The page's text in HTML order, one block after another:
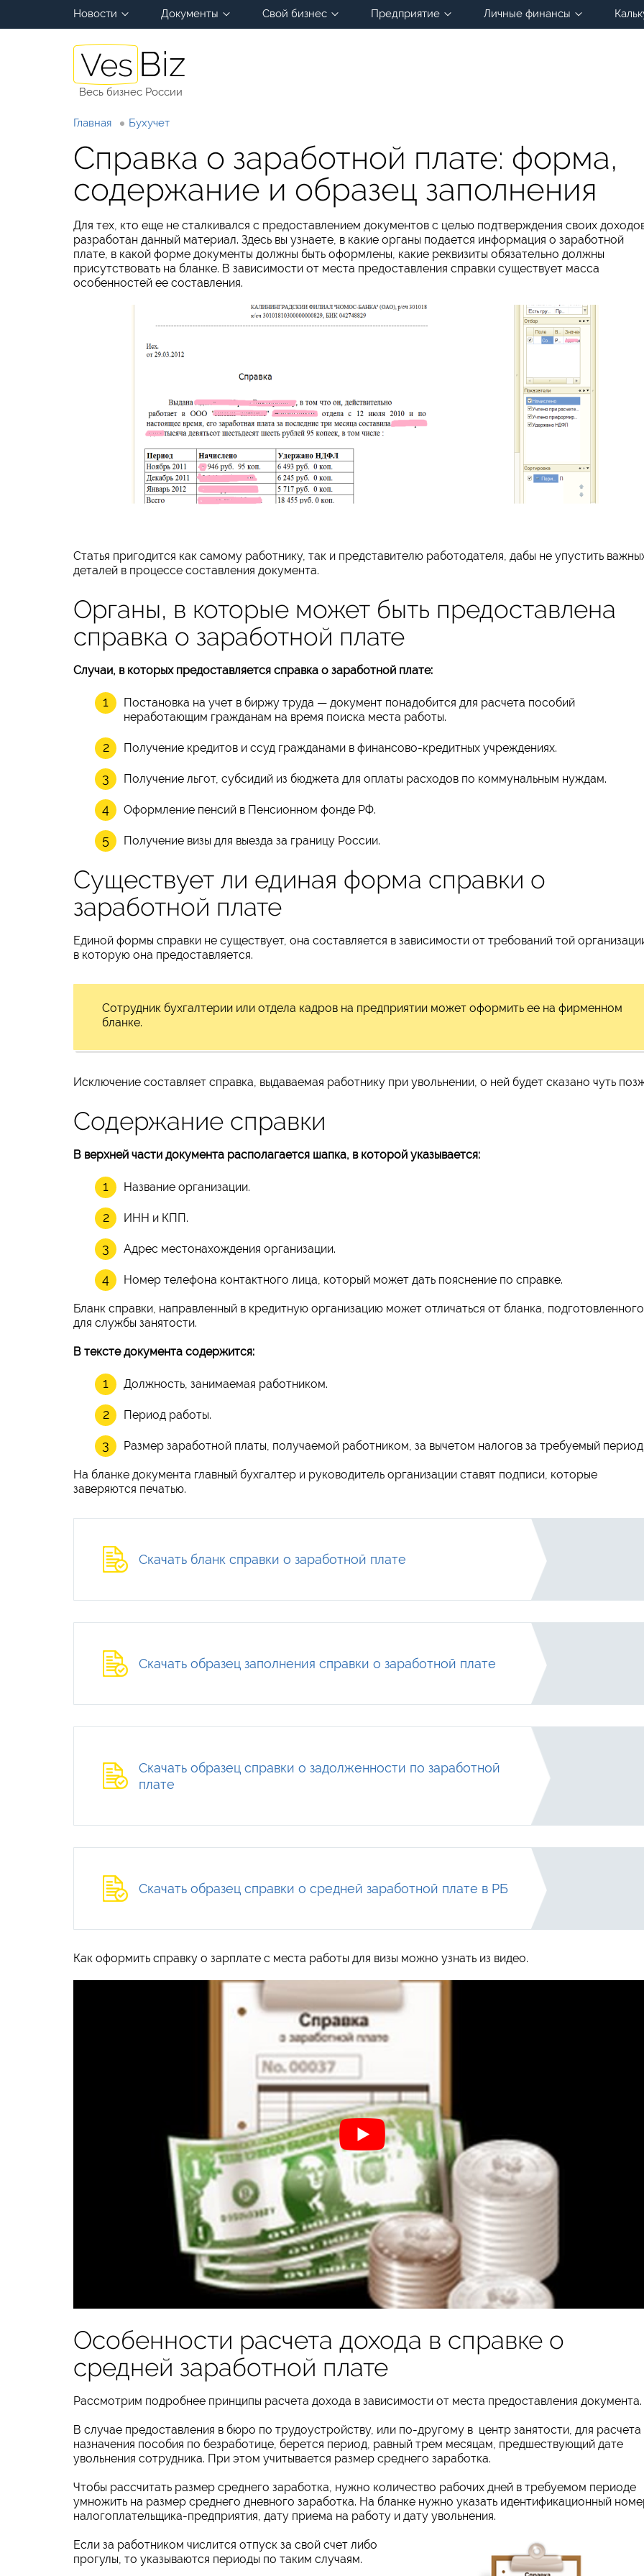
Новости Документы Свой бизнес Предприятие Личные финансы
Весь бизнес России
Главная Бухучет
Справка о заработной плате: форма,
содержание и образец заполнения
Для тех, кто еще не сталкивался с предоставлением документов с целью подтверждения своих
разработан данный материал. Здесь вы узнаете, в какие органы подается информация о заработной
плате, в какой форме документы должны быть оформлены, какие реквизиты обязательно должны
присутствовать на бланке. В зависимости от места предоставления справки существует масса
особенностей ее составления.
Статья пригодится как самому работнику, так и представителю работодателя, дабы не упустить
деталей в процессе составления документа.
Органы, в которые может быть предоставлена
справка о заработной плате
Случаи, в которых предоставляется справка о заработной плате:
Постановка на учет в биржу труда — документ понадобится для расчета пособий
неработающим гражданам на время поиска места работы.
Получение кредитов и ссуд гражданами в финансово-кредитных учреждениях.
Получение льгот, субсидий из бюджета для оплаты расходов по коммунальным нуждам.
Оформление пенсий в Пенсионном фонде РФ.
Получение визы для выезда за границу России.
Существует ли единая форма справки о
заработной плате
Единой формы справки не существует, она составляется в зависимости от требований той
в которую она предоставляется.
Сотрудник бухгалтерии или отдела кадров на предприятии может оформить ее на фирменном
бланке.
Исключение составляет справка, выдаваемая работнику при увольнении, о ней будет сказано чуть
Содержание справки
В верхней части документа располагается шапка, в которой указывается:
Название организации.
ИНН и КПП.
Адрес местонахождения организации.
Номер телефона контактного лица, который может дать пояснение по справке.
Бланк справки, направленный в кредитную организацию может отличаться от бланка, подготовленного
для службы занятости.
В тексте документа содержится:
Должность, занимаемая работником.
Период работы.
Размер заработной платы, получаемой работником, за вычетом налогов за требуемый
На бланке документа главный бухгалтер и руководитель организации ставят подписи, которые
заверяются печатью.
Скачать бланк справки о заработной плате
Скачать образец заполнения справки о заработной плате
Скачать образец справки о задолженности по заработной
плате
Скачать образец справки о средней заработной плате в РБ
Как оформить справку о зарплате с места работы для визы можно узнать из видео.
Особенности расчета дохода в справке о
средней заработной плате
Рассмотрим подробнее принципы расчета дохода в зависимости от места предоставления документа.
В случае предоставления в бюро по трудоустройству, или по-другому в центр занятости, для расчета
назначения пособия по безработице, берется период, равный трем месяцам, предшествующий дате
увольнения сотрудника. При этом учитывается размер среднего заработка.
Чтобы рассчитать размер среднего заработка, нужно количество рабочих дней в требуемом периоде
умножить на размер среднего дневного заработка. На бланке нужно указать идентификационный
налогоплательщика-предприятия, дату приема на работу и дату увольнения.
Если за работником числится отпуск за свой счет либо
прогулы, то указываются периоды по таким случаям.